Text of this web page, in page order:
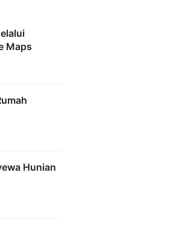
Maps
Hunian